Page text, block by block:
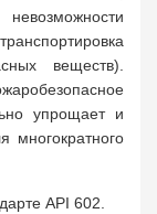
веществ).
упрощает и
многократного
API 602.